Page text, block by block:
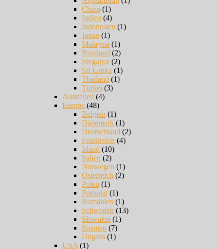
China (1)
Indien (4)
Indonesien (1)
Japan (1)
Malaysia (1)
Russland (2)
Singapur(2)
Sri Lanka (1)
Thailand (1)
Türkei (3)
Australien (4)
Europa (48)
Belgien (1)
Dänemark (1)
Deutschland (2)
Frankreich (4)
Irland (10)
Italien (2)
Norwegen (1)
Österreich (2)
Polen (1)
Portugal (1)
Rumänien (1)
Schweden (13)
Slowakei (1)
Spanien (7)
Ungarn (1)
USA (1)